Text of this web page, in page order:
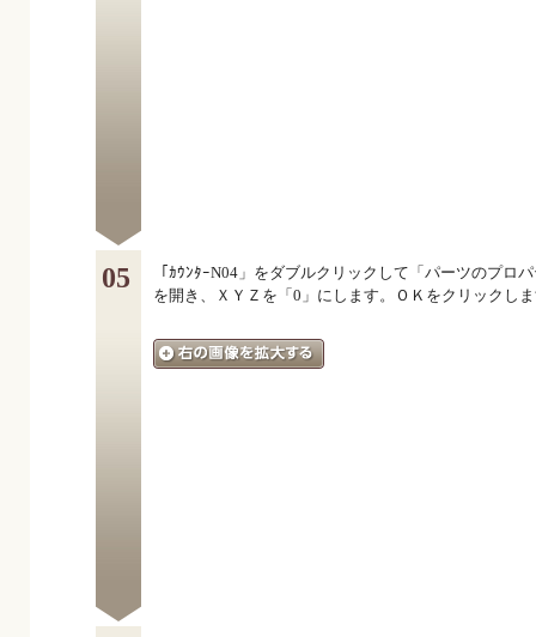
05
「ｶｳﾝﾀｰN04」をダブルクリックして「パーツのプロ
を開き、ＸＹＺを「0」にします。ＯＫをクリックし